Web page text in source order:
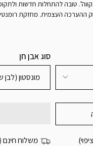
טובה להתחלות חדשות
ההערכה העצמית. מחזקת
סוג אבן חן
מונסטון
משלוח חינם